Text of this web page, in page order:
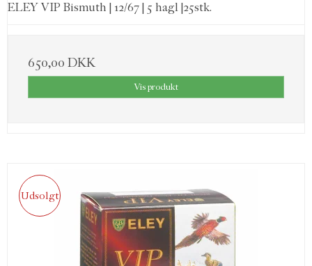
ELEY VIP Bismuth | 12/67 | 5 hagl |25stk.
650,00 DKK
Vis produkt
Udsolgt